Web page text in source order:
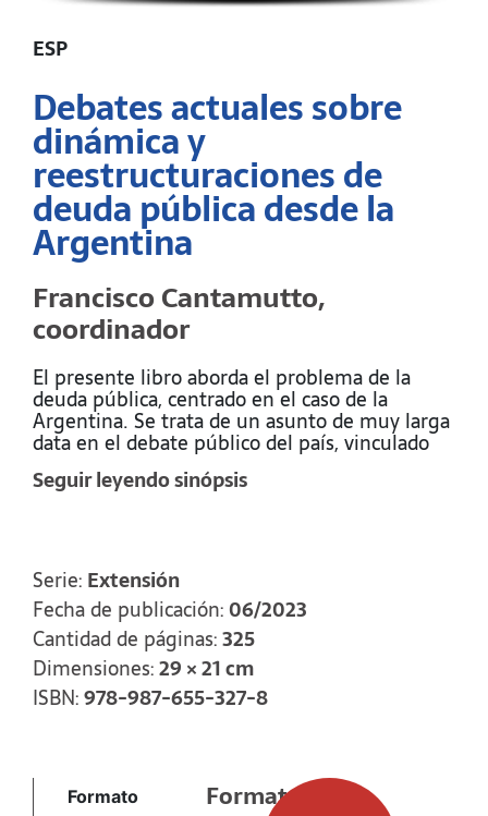
ESP
Debates actuales sobre
dinámica y
reestructuraciones de
deuda pública desde la
Argentina
Francisco Cantamutto,
coordinador
El presente libro aborda el problema de la
deuda pública, centrado en el caso de la
Argentina. Se trata de un asunto de muy larga
data en el debate público del país, vinculado
incluso al origen mismo del Estado nacional.
Sin embargo, su peso y su rol no fueron
la última dictadura (1976-1983) se vuelve
determinante.
Tanto las reformas de Estado -que modificaron
las formas de hacerse de recursos propios-
como la liberalización de la balanza de pagos -
que facilitó el movimiento de capitales tras las
Seguir leyendo sinópsis
Serie: Extensión
Fecha de publicación:06/2023
Cantidad de páginas:325
Dimensiones:29 × 21 cm
ISBN:978-987-655-327-8
Formato
Formato